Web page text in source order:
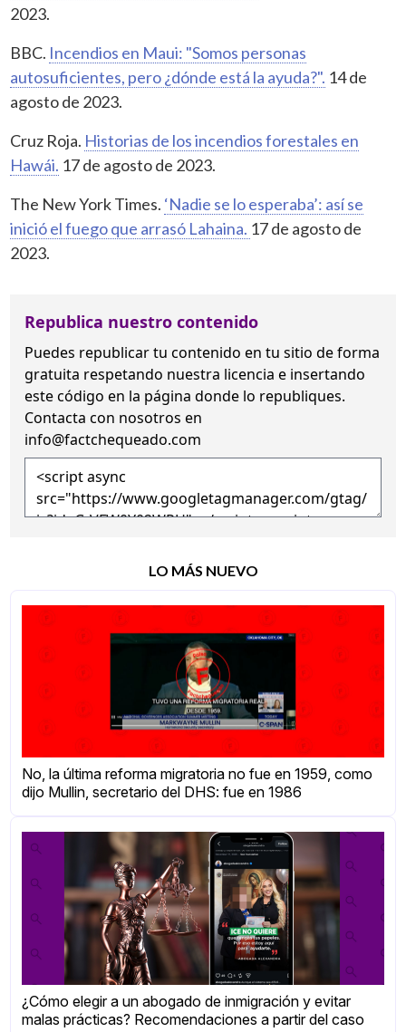
2023.
BBC. Incendios en Maui: "Somos personas
autosuficientes, pero ¿dónde está la ayuda?". 14 de
agosto de 2023.
Cruz Roja. Historias de los incendios forestales en
Hawái. 17 de agosto de 2023.
The New York Times. ‘Nadie se lo esperaba’: así se
inició el fuego que arrasó Lahaina. 17 de agosto de
2023.
Republica nuestro contenido
Puedes republicar tu contenido en tu sitio de forma
gratuita respetando nuestra licencia e insertando
este código en la página donde lo republiques.
Contacta con nosotros en
info@factchequeado.com
LO MÁS NUEVO
No, la última reforma migratoria no fue en 1959, como
dijo Mullin, secretario del DHS: fue en 1986
¿Cómo elegir a un abogado de inmigración y evitar
malas prácticas? Recomendaciones a partir del caso